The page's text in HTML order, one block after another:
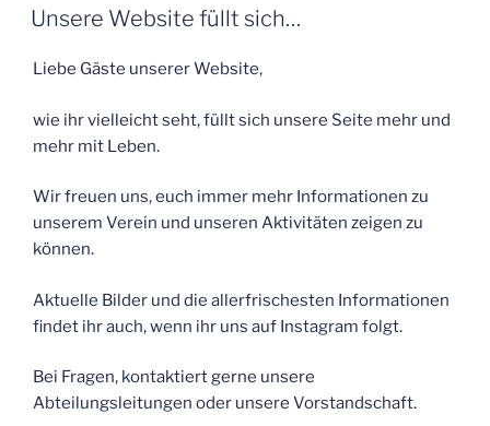
AM
Unsere Website füllt sich…
Liebe Gäste unserer Website,
wie ihr vielleicht seht, füllt sich unsere Seite mehr und
mehr mit Leben.
Wir freuen uns, euch immer mehr Informationen zu
unserem Verein und unseren Aktivitäten zeigen zu
können.
Aktuelle Bilder und die allerfrischesten Informationen
findet ihr auch, wenn ihr uns auf Instagram folgt.
Bei Fragen, kontaktiert gerne unsere
Abteilungsleitungen oder unsere Vorstandschaft.